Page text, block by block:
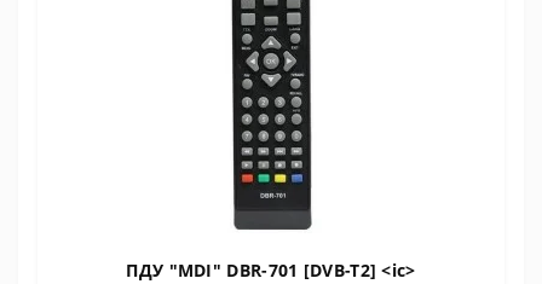
ПДУ "MDI" DBR-701 [DVB-T2] <ic>